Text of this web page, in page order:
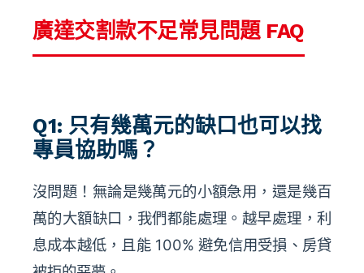
廣達交割款不足常見問題 FAQ
Q1: 只有幾萬元的缺口也可以找
專員協助嗎？
沒問題！無論是幾萬元的小額急用，還是幾百
萬的大額缺口，我們都能處理。越早處理，利
息成本越低，且能 100% 避免信用受損、房貸